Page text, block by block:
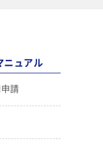
ニュアル
請